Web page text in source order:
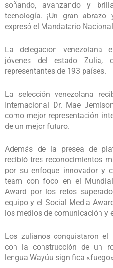
soñando, avanzando y
tecnología. ¡Un gran abrazo
expresó el Mandatario
La delegación venezolana
jóvenes del estado Zulia,
representantes de 193 países.
La selección venezolana
Internacional Dr. Mae
como mejor representación
de un mejor futuro.
Además de la presea de
recibió tres reconocimientos
por su enfoque innovador y
team con foco en el
Award por los retos
equipo y el Social Media
los medios de comunicación y
Los zulianos conquistaron el
con la construcción de un
lengua Wayúu significa